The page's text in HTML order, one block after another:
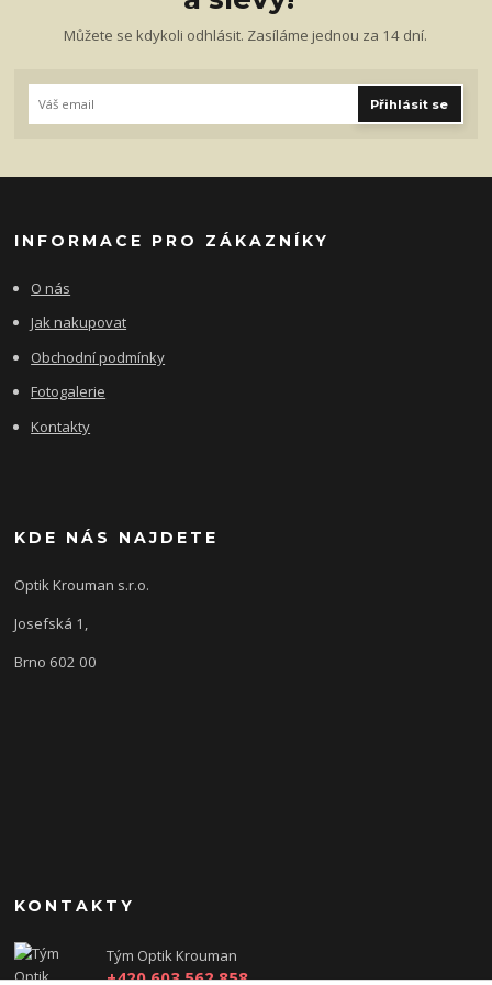
Můžete se kdykoli odhlásit. Zasíláme jednou za 14 dní.
Přihlásit se
INFORMACE PRO ZÁKAZNÍKY
O nás
Jak nakupovat
Obchodní podmínky
Fotogalerie
Kontakty
KDE NÁS NAJDETE
Optik Krouman s.r.o.
Josefská 1,
Brno 602 00
KONTAKTY
Tým Optik Krouman
+420 603 562 858